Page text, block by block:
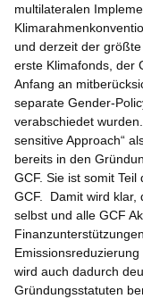
multilateralen
und derzeit der
erste Klimafonds, der
Anfang an
separate Gender-
verabschiedet
sensitive Approach“
bereits in den
GCF. Sie ist somit
GCF. Damit wird klar,
selbst und alle GCF
wird auch dadurch
Gründungsstatuten